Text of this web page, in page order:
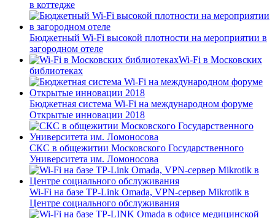
в коттедже
Бюджетный Wi-Fi высокой плотности на мероприятии в
загородном отеле
Wi-Fi в Московских
библиотеках
Бюджетная система Wi-Fi на международном форуме
Открытые инновации 2018
СКС в общежитии Московского Государственного
Университета им. Ломоносова
Wi-Fi на базе TP-Link Omada, VPN-сервер Mikrotik в
Центре социального обслуживания